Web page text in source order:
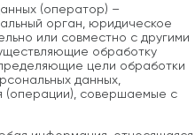
(оператор) –
орган, юридическое
или совместно с другими
обработку
цели обработки
данных,
(операции), совершаемые с